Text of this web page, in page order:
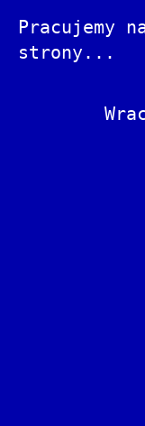
Pracujemy
strony...